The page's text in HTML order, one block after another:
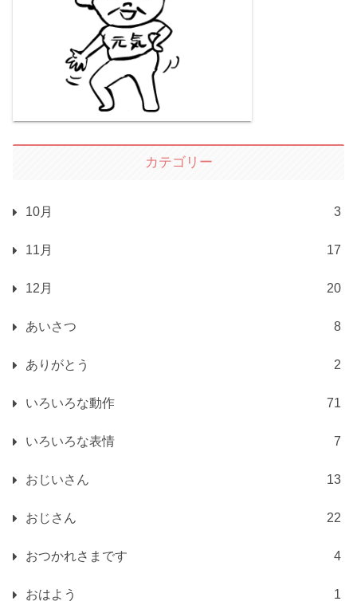
カテゴリー
10月 3
11月 17
12月 20
あいさつ 8
ありがとう 2
いろいろな動作 71
いろいろな表情 7
おじいさん 13
おじさん 22
おつかれさまです 4
おはよう 1